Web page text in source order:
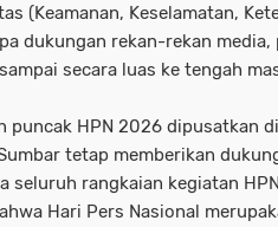
(Keamanan, Keselamatan,
dukungan rekan-rekan
secara luas ke tengah
puncak HPN 2026 dipusatkan
tetap memberikan
seluruh rangkaian kegiatan
Hari Pers Nasional